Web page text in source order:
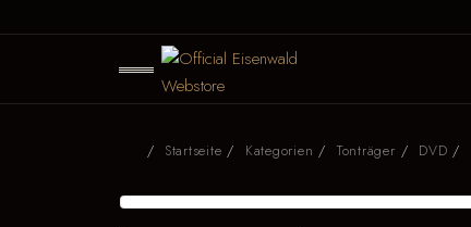
Startseite Kategorien Tonträger DVD